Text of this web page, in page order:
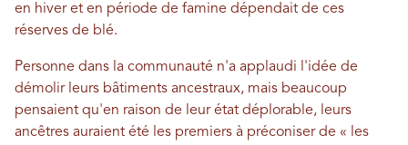
en hiver et en période de famine dépendait de ces
réserves de blé.
Personne dans la communauté n'a applaudi l'idée de
démolir leurs bâtiments ancestraux, mais beaucoup
pensaient qu'en raison de leur état déplorable, leurs
ancêtres auraient été les premiers à préconiser de « les